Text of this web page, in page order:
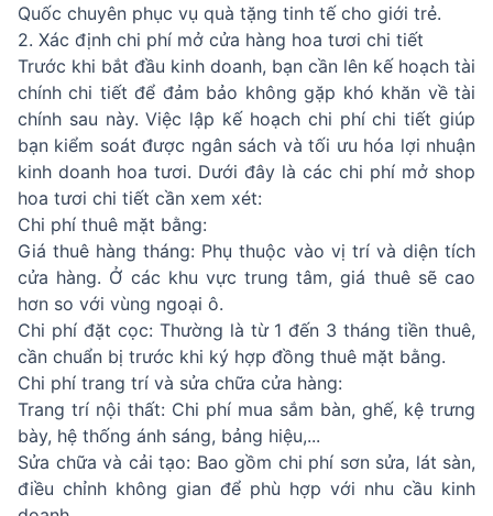
Quốc chuyên phục vụ quà tặng tinh tế cho giới trẻ.
2. Xác định chi phí mở cửa hàng hoa tươi chi tiết
Trước khi bắt đầu kinh doanh, bạn cần lên kế hoạch tài
chính chi tiết để đảm bảo không gặp khó khăn về tài
chính sau này. Việc lập kế hoạch chi phí chi tiết giúp
bạn kiểm soát được ngân sách và tối ưu hóa lợi nhuận
kinh doanh hoa tươi. Dưới đây là các chi phí mở shop
hoa tươi chi tiết cần xem xét:
Chi phí thuê mặt bằng:
Giá thuê hàng tháng: Phụ thuộc vào vị trí và diện tích
cửa hàng. Ở các khu vực trung tâm, giá thuê sẽ cao
hơn so với vùng ngoại ô.
Chi phí đặt cọc: Thường là từ 1 đến 3 tháng tiền thuê,
cần chuẩn bị trước khi ký hợp đồng thuê mặt bằng.
Chi phí trang trí và sửa chữa cửa hàng:
Trang trí nội thất: Chi phí mua sắm bàn, ghế, kệ trưng
bày, hệ thống ánh sáng, bảng hiệu,...
Sửa chữa và cải tạo: Bao gồm chi phí sơn sửa, lát sàn,
điều chỉnh không gian để phù hợp với nhu cầu kinh